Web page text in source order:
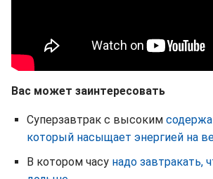
Вас может заинтересовать
Суперзавтрак с высоким
который насыщает энергией на
В котором часу надо завтракать,